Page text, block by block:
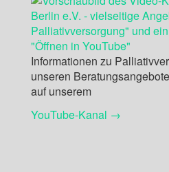
Informationen zu
unseren
auf unserem
YouTube-Kanal →